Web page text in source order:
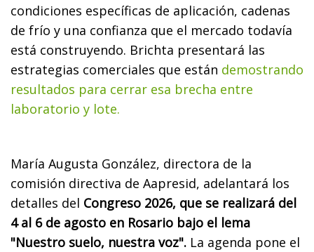
condiciones específicas de aplicación, cadenas
de frío y una confianza que el mercado todavía
está construyendo. Brichta presentará las
estrategias comerciales que están demostrando
resultados para cerrar esa brecha entre
laboratorio y lote.
María Augusta González, directora de la
comisión directiva de Aapresid, adelantará los
detalles del Congreso 2026, que se realizará del
4 al 6 de agosto en Rosario bajo el lema
"Nuestro suelo, nuestra voz". La agenda pone el